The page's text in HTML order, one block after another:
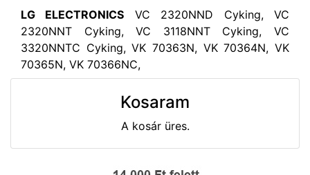
LG ELECTRONICS VC 2320NND Cyking, VC
2320NNT Cyking, VC 3118NNT Cyking, VC
3320NNTC Cyking, VK 70363N, VK 70364N, VK
70365N, VK 70366NC,
Kosaram
A kosár üres.